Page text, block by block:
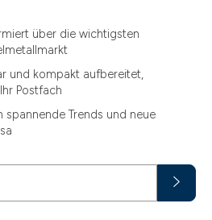
über die wichtigsten
und kompakt aufbereitet,
Postfach
spannende Trends und neue